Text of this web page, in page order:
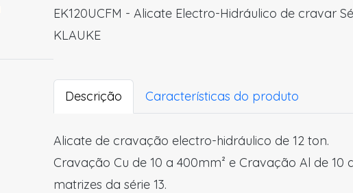
EK120UCFM - Alicate Electro-Hidráulico de cravar
KLAUKE
Descrição Características do produto
Alicate de cravação electro-hidráulico de 12 ton.
Cravação Cu de 10 a 400mm² e Cravação Al de 10
matrizes da série 13.